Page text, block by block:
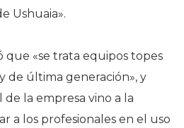
Ushuaia».
que «se trata equipos topes
de última generación», y
la empresa vino a la
a los profesionales en el uso